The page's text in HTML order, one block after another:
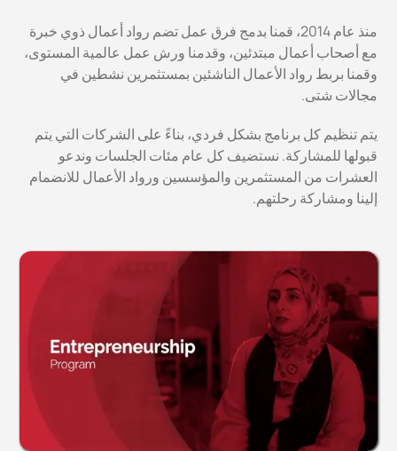
منذ عام 2014، قمنا بدمج فرق عمل تضم رواد أعمال ذوي خبرة
مع أصحاب أعمال مبتدئين، وقدمنا ​​ورش عمل عالمية المستوى،
وقمنا بربط رواد الأعمال الناشئين بمستثمرين نشطين في
مجالات شتى.
يتم تنظيم كل برنامج بشكل فردي، بناءً على الشركات التي يتم
قبولها للمشاركة. نستضيف كل عام مئات الجلسات وندعو
العشرات من المستثمرين والمؤسسين ورواد الأعمال للانضمام
إلينا ومشاركة رحلتهم.